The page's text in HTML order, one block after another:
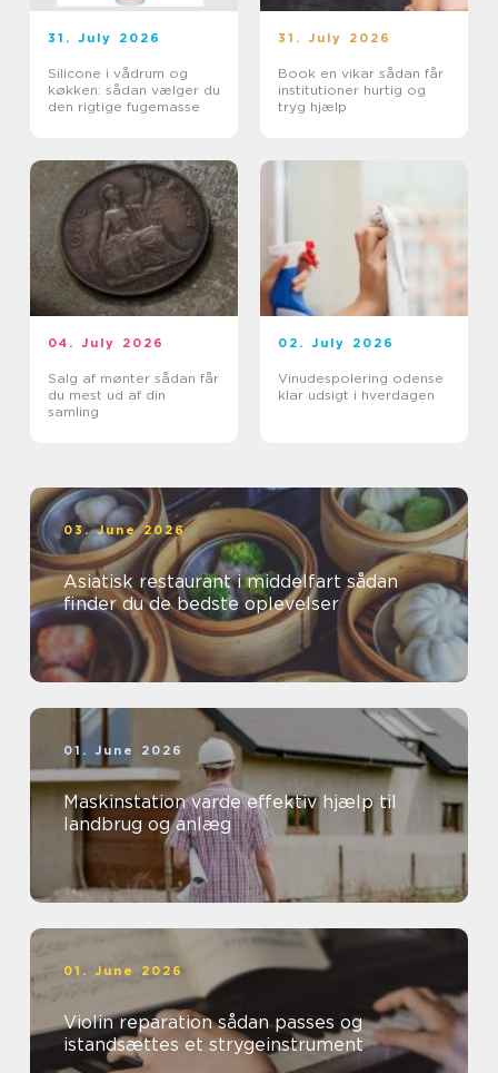
31. July 2026
Silicone i vådrum og
køkken: sådan vælger du
den rigtige fugemasse
31. July 2026
Book en vikar sådan får
institutioner hurtig og
tryg hjælp
04. July 2026
Salg af mønter sådan får
du mest ud af din
samling
02. July 2026
Vinudespolering odense
klar udsigt i hverdagen
03. June 2026
Asiatisk restaurant i middelfart sådan
finder du de bedste oplevelser
01. June 2026
Maskinstation varde effektiv hjælp til
landbrug og anlæg
01. June 2026
Violin reparation sådan passes og
istandsættes et strygeinstrument